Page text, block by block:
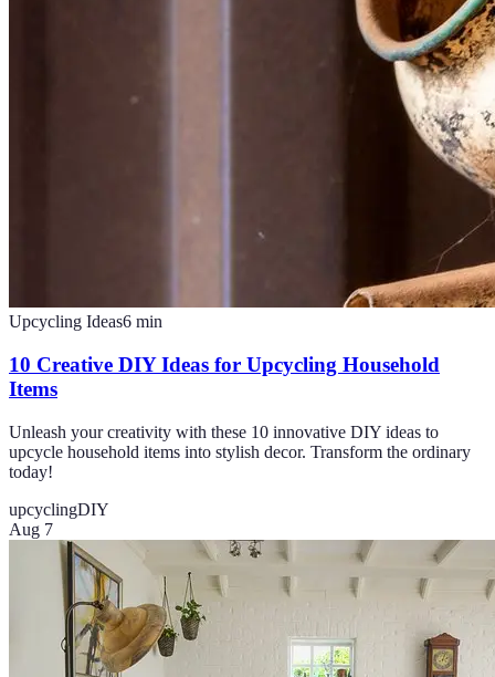
Upcycling Ideas6 min
10 Creative DIY Ideas for Upcycling Household
Items
Unleash your creativity with these 10 innovative DIY ideas to
upcycle household items into stylish decor. Transform the ordinary
today!
upcyclingDIY
Aug 7